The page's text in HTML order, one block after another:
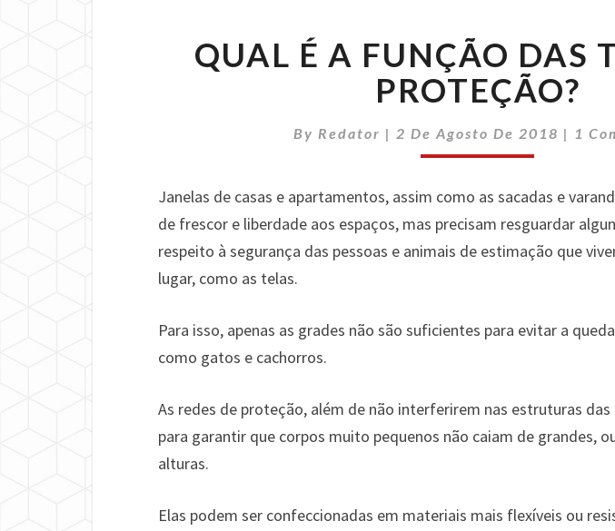
É
A
FUNÇÃO
TELAS
PROTEÇÃO?
QUAL É A FUNÇÃO DAS
PROTEÇÃO?
By Redator | 2 De Agosto De 2018 | 1
Janelas de casas e apartamentos, assim como as sacadas e
de frescor e liberdade aos espaços, mas precisam resguardar
respeito à segurança das pessoas e animais de estimação que
lugar, como as telas.
Para isso, apenas as grades não são suficientes para evitar a
como gatos e cachorros.
As redes de proteção, além de não interferirem nas estruturas
para garantir que corpos muito pequenos não caiam de grandes,
alturas.
Elas podem ser confeccionadas em materiais mais flexíveis ou